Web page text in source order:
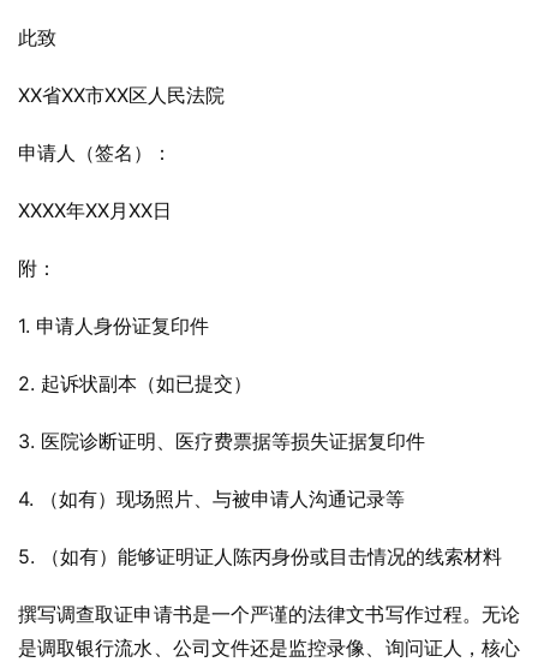
此致
XX省XX市XX区人民法院
申请人（签名）：
XXXX年XX月XX日
附：
1. 申请人身份证复印件
2. 起诉状副本（如已提交）
3. 医院诊断证明、医疗费票据等损失证据复印件
4. （如有）现场照片、与被申请人沟通记录等
5. （如有）能够证明证人陈丙身份或目击情况的线索材料
撰写调查取证申请书是一个严谨的法律文书写作过程。无论
是调取银行流水、公司文件还是监控录像、询问证人，核心